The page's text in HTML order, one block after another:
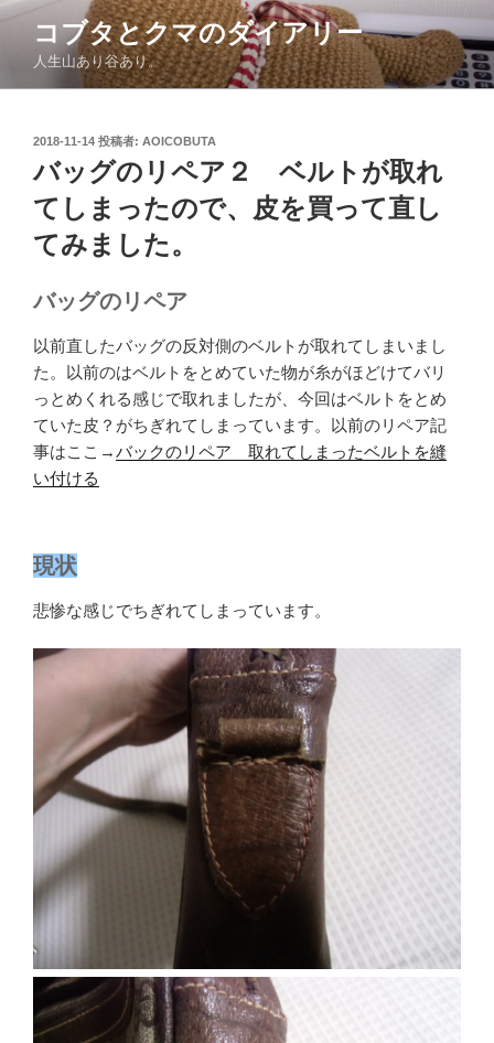
コ
ン
コブタとクマのダイアリー
人生山あり谷あり。
投
日:
2018-11-14 投稿者: AOICOBUTA
バッグのリペア２ ベルトが取れ
てしまったので、皮を買って直し
てみました。
バッグのリペア
以前直したバッグの反対側のベルトが取れてしまいまし
た。以前のはベルトをとめていた物が糸がほどけてバリ
っとめくれる感じで取れましたが、今回はベルトをとめ
ていた皮？がちぎれてしまっています。以前のリペア記
事はここ→バックのリペア 取れてしまったベルトを縫
い付ける
現状
悲惨な感じでちぎれてしまっています。